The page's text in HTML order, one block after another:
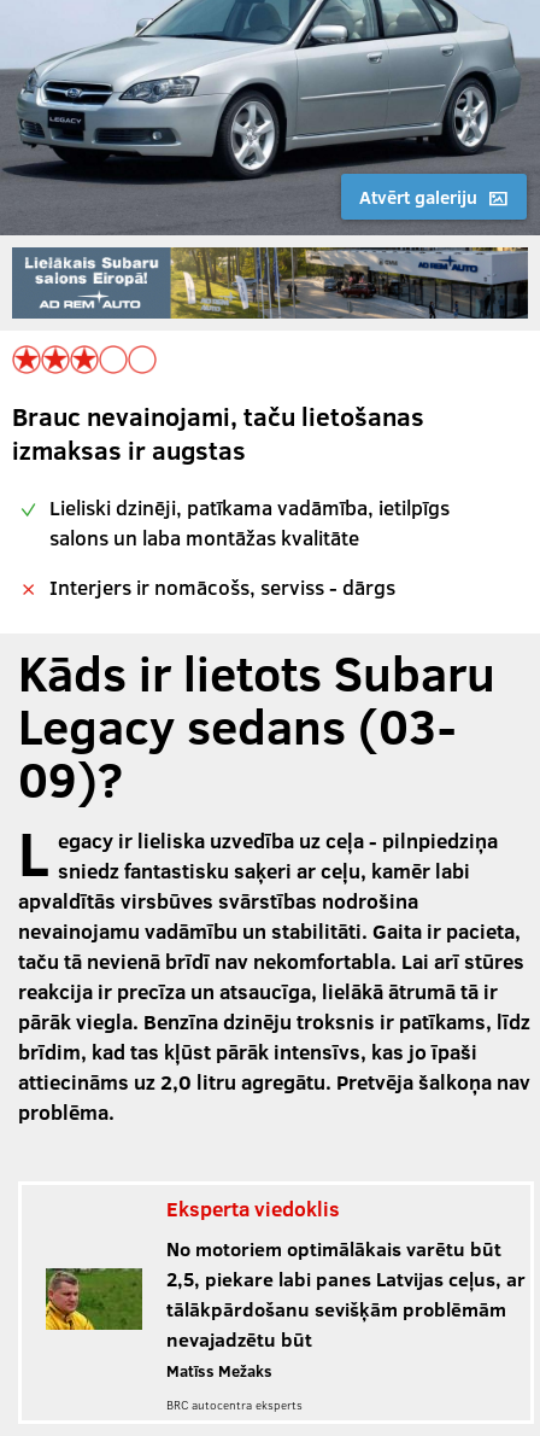
Atvērt galeriju
Brauc nevainojami, taču lietošanas
izmaksas ir augstas
Lieliski dzinēji, patīkama vadāmība, ietilpīgs
salons un laba montāžas kvalitāte
Interjers ir nomācošs, serviss - dārgs
Kāds ir lietots Subaru
Legacy sedans (03-
09)?
L egacy ir lieliska uzvedība uz ceļa - pilnpiedziņa
sniedz fantastisku saķeri ar ceļu, kamēr labi
apvaldītās virsbūves svārstības nodrošina
nevainojamu vadāmību un stabilitāti. Gaita ir pacieta,
taču tā nevienā brīdī nav nekomfortabla. Lai arī stūres
reakcija ir precīza un atsaucīga, lielākā ātrumā tā ir
pārāk viegla. Benzīna dzinēju troksnis ir patīkams, līdz
brīdim, kad tas kļūst pārāk intensīvs, kas jo īpaši
attiecināms uz 2,0 litru agregātu. Pretvēja šalkoņa nav
problēma.
Eksperta viedoklis
No motoriem optimālākais varētu būt
2,5, piekare labi panes Latvijas ceļus, ar
tālākpārdošanu sevišķām problēmām
nevajadzētu būt
Matīss Mežaks
BRC autocentra eksperts